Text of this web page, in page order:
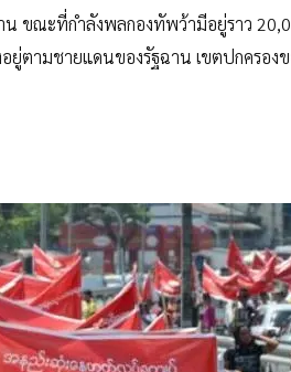
น ขณะที่กำลังพลกองทัพว้ามีอยู่ราว
ยู่ตามชายแดนของรัฐฉาน เขตปกครอง